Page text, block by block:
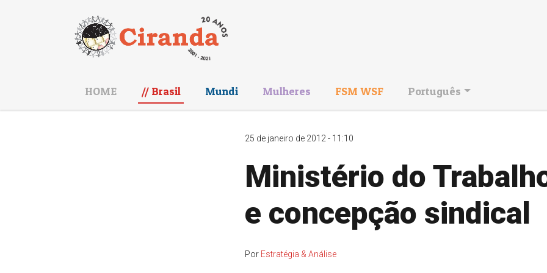
HOME Brasil Mundi Mulheres FSM WSF Português
25 de janeiro de 2012 - 11:10
Ministério do
e concepção sindical
Por Estratégia & Análise